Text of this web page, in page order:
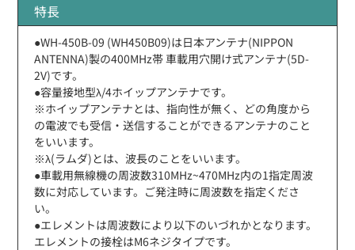
特長
●WH-450B-09 (WH450B09)は日本アンテナ(NIPPON
ANTENNA)製の400MHz帯 車載用穴開け式アンテナ(5D-
2V)です。
●容量接地型λ/4ホイップアンテナです。
※ホイップアンテナとは、指向性が無く、どの角度から
の電波でも受信・送信することができるアンテナのこと
をいいます。
※λ(ラムダ)とは、波長のことをいいます。
●車載用無線機の周波数310MHz~470MHz内の1指定周波
数に対応しています。ご発注時に周波数を指定くださ
い。
●エレメントは周波数により以下のいづれかとなります。
エレメントの接栓はM6ネジタイプです。